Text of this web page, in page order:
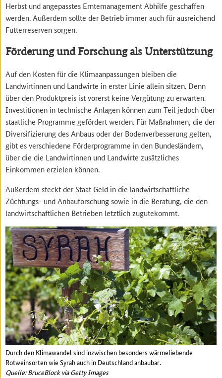
Herbst und angepasstes Erntemanagement Abhilfe geschaffen
werden. Außerdem sollte der Betrieb immer auch für ausreichend
Futterreserven sorgen.
Förderung und Forschung als Unterstützung
Auf den Kosten für die Klimaanpassungen bleiben die
Landwirtinnen und Landwirte in erster Linie allein sitzen. Denn
über den Produktpreis ist vorerst keine Vergütung zu erwarten.
Investitionen in technische Anlagen können zum Teil jedoch über
staatliche Programme gefördert werden. Für Maßnahmen, die der
Diversifizierung des Anbaus oder der Bodenverbesserung gelten,
gibt es verschiedene Förderprogramme in den Bundesländern,
über die die Landwirtinnen und Landwirte zusätzliches
Einkommen erzielen können.
Außerdem steckt der Staat Geld in die landwirtschaftliche
Züchtungs- und Anbauforschung sowie in die Beratung, die den
landwirtschaftlichen Betrieben letztlich zugutekommt.
Durch den Klimawandel sind inzwischen besonders wärmeliebende
Rotweinsorten wie Syrah auch in Deutschland anbaubar.
Quelle: BruceBlock via Getty Images